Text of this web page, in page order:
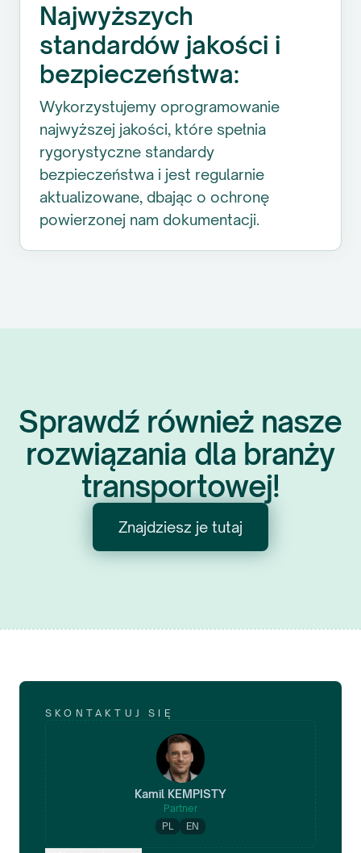
Najwyższych
standardów jakości i
bezpieczeństwa:
Wykorzystujemy oprogramowanie
najwyższej jakości, które spełnia
rygorystyczne standardy
bezpieczeństwa i jest regularnie
aktualizowane, dbając o ochronę
powierzonej nam dokumentacji.
Sprawdź również nasze
rozwiązania dla branży
transportowej!
Znajdziesz je tutaj
SKONTAKTUJ SIĘ
Kamil KEMPISTY
Partner
PL
EN